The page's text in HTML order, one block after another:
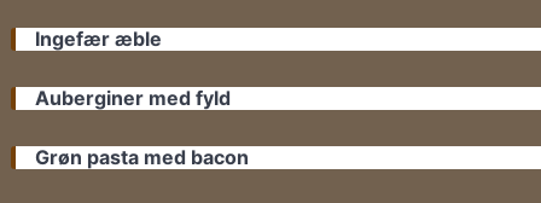
Ingefær æble
Auberginer med fyld
Grøn pasta med bacon